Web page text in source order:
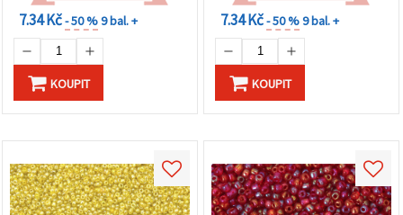
7.34 Kč- 50 %9 bal. +
KOUPIT
7.34 Kč- 50 %9 bal. +
KOUPIT